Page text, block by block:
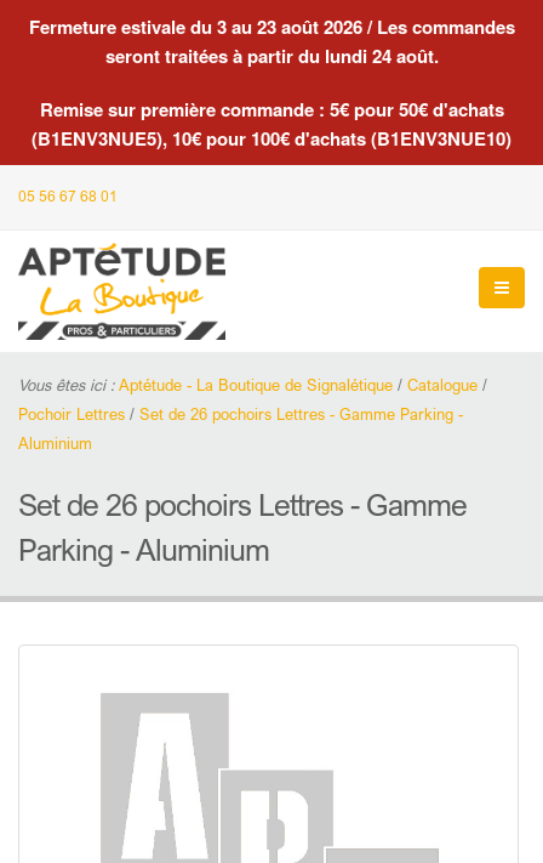
Fermeture estivale du 3 au 23 août 2026 / Les commandes
seront traitées à partir du lundi 24 août.
Remise sur première commande : 5€ pour 50€ d'achats
(B1ENV3NUE5), 10€ pour 100€ d'achats (B1ENV3NUE10)
05 56 67 68 01
Vous êtes ici :Aptétude - La Boutique de Signalétique / Catalogue /
Pochoir Lettres / Set de 26 pochoirs Lettres - Gamme Parking -
Aluminium
Set de 26 pochoirs Lettres - Gamme
Parking - Aluminium